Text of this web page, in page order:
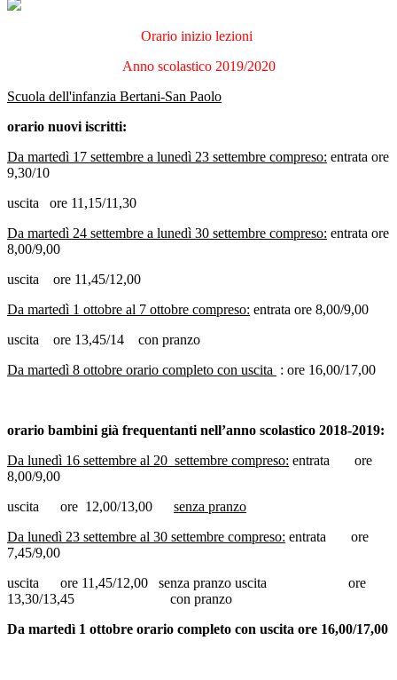
Orario inizio lezioni
Anno scolastico 2019/2020
Scuola dell'infanzia Bertani-San Paolo
orario nuovi iscritti:
Da martedì 17 settembre a lunedì 23 settembre compreso: entrata ore
9,30/10
uscita ore 11,15/11,30
Da martedì 24 settembre a lunedì 30 settembre compreso: entrata ore
8,00/9,00
uscita ore 11,45/12,00
Da martedì 1 ottobre al 7 ottobre compreso: entrata ore 8,00/9,00
uscita ore 13,45/14 con pranzo
Da martedì 8 ottobre orario completo con uscita : ore 16,00/17,00
orario bambini già frequentanti nell’anno scolastico 2018-2019:
Da lunedì 16 settembre al 20 settembre compreso: entrata ore
8,00/9,00
uscita ore 12,00/13,00 senza pranzo
Da lunedì 23 settembre al 30 settembre compreso: entrata ore
7,45/9,00
uscita ore 11,45/12,00 senza pranzo uscita ore
13,30/13,45 con pranzo
Da martedì 1 ottobre orario completo con uscita ore 16,00/17,00